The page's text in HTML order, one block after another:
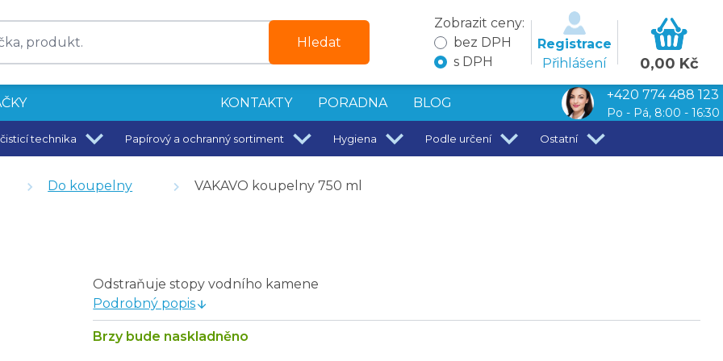
Hledat
Zobrazit ceny:
bez DPH
s DPH
Registrace
Přihlášení
0,00 Kč
KONTAKTY PORADNA BLOG
+420 774 488 123
Po - Pá, 8:00 - 16:30
technika Papírový a ochranný sortiment Hygiena Podle určení Ostatní
ml
Do koupelny VAKAVO koupelny 750 ml
Odstraňuje stopy vodního kamene
Podrobný popis
Brzy bude naskladněno